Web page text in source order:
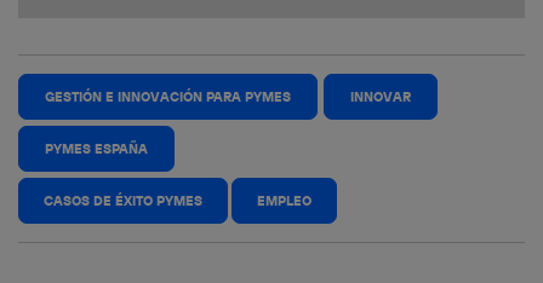
GESTIÓN E INNOVACIÓN PARA PYMES INNOVAR
PYMES ESPAÑA
CASOS DE ÉXITO PYMES EMPLEO